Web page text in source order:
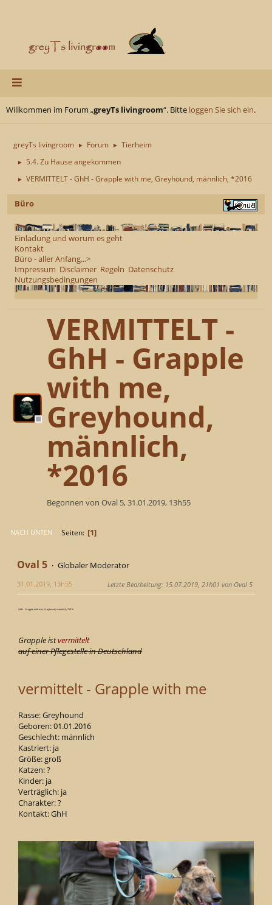
Willkommen im Forum „greyTs livingroom“. Bitte loggen Sie sich ein.
greyTs livingroom ► Forum ► Tierheim
► 5.4. Zu Hause angekommen
► VERMITTELT - GhH - Grapple with me, Greyhound, männlich, *2016
Büro
Einladung und worum es geht
Kontakt
Büro - aller Anfang...>
Impressum Disclaimer Regeln Datenschutz
Nutzungsbedingungen
VERMITTELT -
GhH - Grapple
with me,
Greyhound,
männlich,
*2016
Begonnen von Oval 5, 31.01.2019, 13h55
NACH UNTEN Seiten 1
Oval 5 Globaler Moderator
31.01.2019, 13h55 Letzte Bearbeitung: 15.07.2019, 21h01 von Oval 5
GhH - Grapple with me, Greyhound, männlich, *2016
Grapple istvermittelt
auf einer Pflegestelle in Deutschland
vermittelt - Grapple with me
Rasse: Greyhound
Geboren: 01.01.2016
Geschlecht: männlich
Kastriert: ja
Größe: groß
Katzen: ?
Kinder: ja
Verträglich: ja
Charakter: ?
Kontakt: GhH